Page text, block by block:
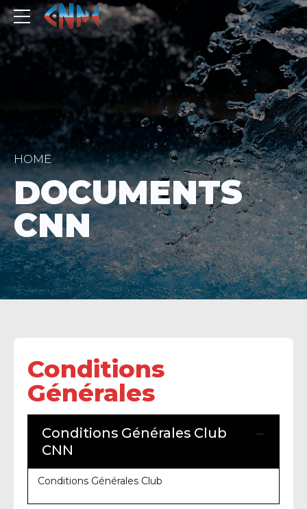
HOME
DOCUMENTS
CNN
Conditions
Générales
Conditions Générales Club
CNN
Conditions Générales Club